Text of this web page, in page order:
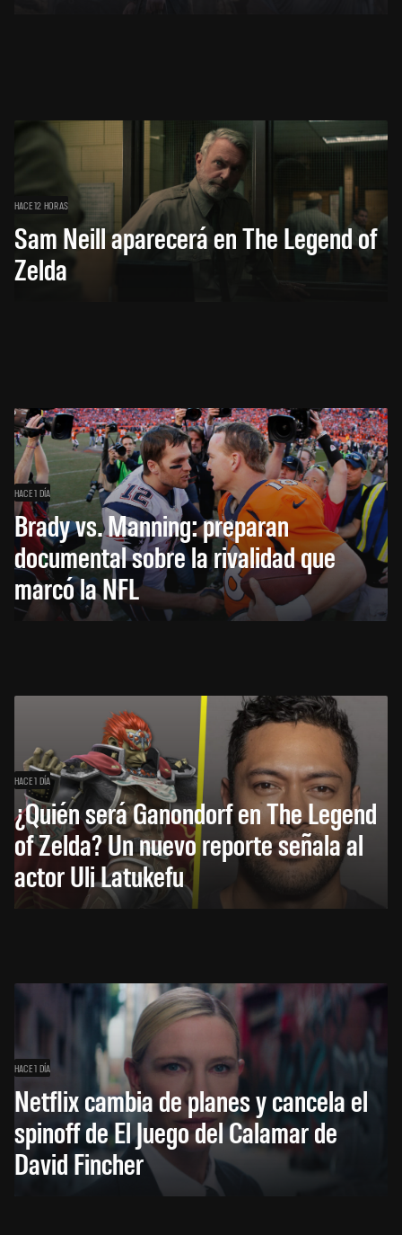
HACE 12 HORAS
Sam Neill aparecerá en The Legend of
Zelda
HACE 1 DÍA
Brady vs. Manning: preparan
documental sobre la rivalidad que
marcó la NFL
HACE 1 DÍA
¿Quién será Ganondorf en The Legend
of Zelda? Un nuevo reporte señala al
actor Uli Latukefu
HACE 1 DÍA
Netflix cambia de planes y cancela el
spinoff de El Juego del Calamar de
David Fincher